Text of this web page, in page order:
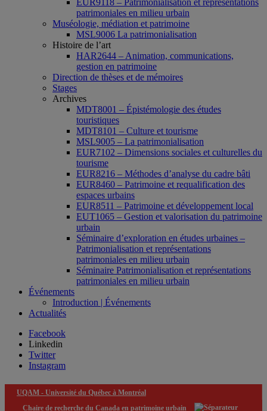
EUR9118 – Patrimonialisation et représentations
patrimoniales en milieu urbain
Muséologie, médiation et patrimoine
MSL9006 La patrimonialisation
Histoire de l’art
HAR2644 – Animation, communications,
gestion en patrimoine
Direction de thèses et de mémoires
Stages
Archives
MDT8001 – Épistémologie des études
touristiques
MDT8101 – Culture et tourisme
MSL9005 – La patrimonialisation
EUR7102 – Dimensions sociales et culturelles du
tourisme
EUR8216 – Méthodes d’analyse du cadre bâti
EUR8460 – Patrimoine et requalification des
espaces urbains
EUR8511 – Patrimoine et développement local
EUT1065 – Gestion et valorisation du patrimoine
urbain
Séminaire d’exploration en études urbaines –
Patrimonialisation et représentations
patrimoniales en milieu urbain
Séminaire Patrimonialisation et représentations
patrimoniales en milieu urbain
Événements
Introduction | Événements
Actualités
Facebook
Linkedin
Twitter
Instagram
UQAM - Université du Québec à Montréal
Chaire de recherche du Canada en patrimoine urbain